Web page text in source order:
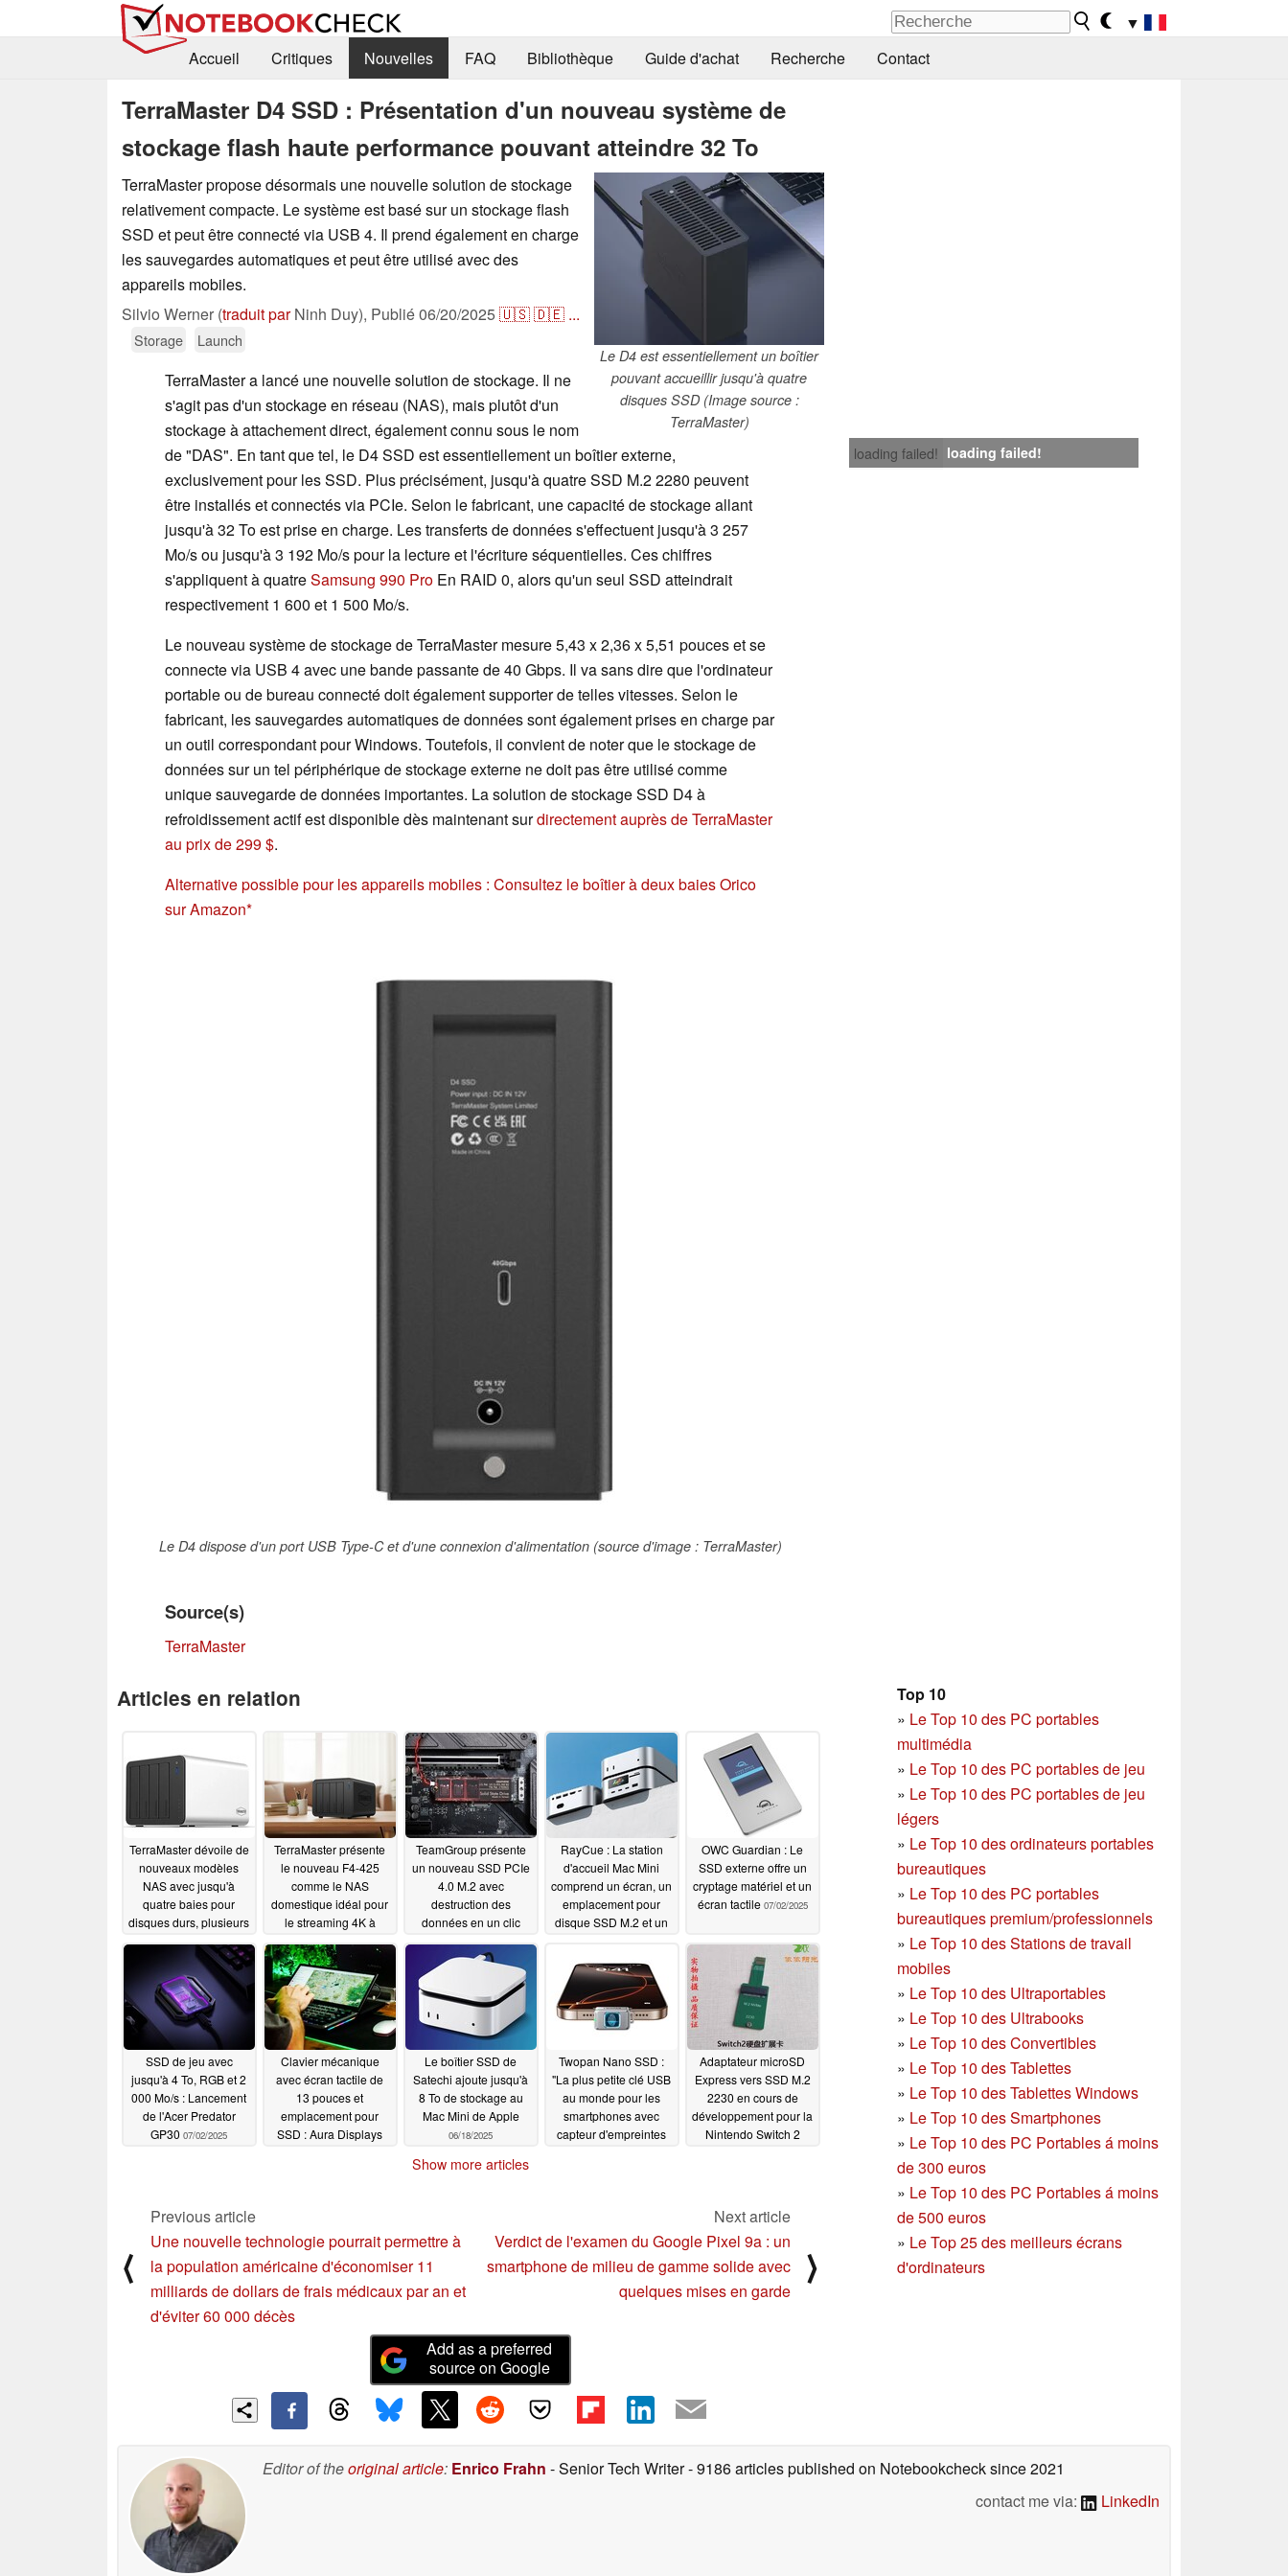
▼
Accueil
Critiques Nouvelles FAQ Bibliothèque Guide d'achat Recherche Contact
TerraMaster D4 SSD : Présentation d'un nouveau système de
stockage flash haute performance pouvant atteindre 32 To
Le D4 est essentiellement un boîtier
pouvant accueillir jusqu'à quatre
disques SSD (Image source :
TerraMaster)
TerraMaster propose désormais une nouvelle solution de stockage
relativement compacte. Le système est basé sur un stockage flash
SSD et peut être connecté via USB 4. Il prend également en charge
les sauvegardes automatiques et peut être utilisé avec des
appareils mobiles.
Silvio Werner (traduit parNinh Duy), Publié06/20/2025🇺🇸🇩🇪 ...
Storage Launch
loading failed! loading failed!
TerraMaster a lancé une nouvelle solution de stockage. Il ne
s'agit pas d'un stockage en réseau (NAS), mais plutôt d'un
stockage à attachement direct, également connu sous le nom
de "DAS". En tant que tel, le D4 SSD est essentiellement un boîtier externe,
exclusivement pour les SSD. Plus précisément, jusqu'à quatre SSD M.2 2280 peuvent
être installés et connectés via PCIe. Selon le fabricant, une capacité de stockage allant
jusqu'à 32 To est prise en charge. Les transferts de données s'effectuent jusqu'à 3 257
Mo/s ou jusqu'à 3 192 Mo/s pour la lecture et l'écriture séquentielles. Ces chiffres
s'appliquent à quatreSamsung 990 Pro En RAID 0, alors qu'un seul SSD atteindrait
respectivement 1 600 et 1 500 Mo/s.
Le nouveau système de stockage de TerraMaster mesure 5,43 x 2,36 x 5,51 pouces et se
connecte via USB 4 avec une bande passante de 40 Gbps. Il va sans dire que l'ordinateur
portable ou de bureau connecté doit également supporter de telles vitesses. Selon le
fabricant, les sauvegardes automatiques de données sont également prises en charge par
un outil correspondant pour Windows. Toutefois, il convient de noter que le stockage de
données sur un tel périphérique de stockage externe ne doit pas être utilisé comme
unique sauvegarde de données importantes. La solution de stockage SSD D4 à
refroidissement actif est disponible dès maintenant surdirectement auprès de TerraMaster
au prix de 299 $.
Alternative possible pour les appareils mobiles : Consultez le boîtier à deux baies Orico
sur Amazon
Le D4 dispose d'un port USB Type-C et d'une connexion d'alimentation (source d'image : TerraMaster)
Source(s)
TerraMaster
Top 10
» Le Top 10 des PC portables
multimédia
» Le Top 10 des PC portables de jeu
» Le Top 10 des PC portables de jeu
légers
» Le Top 10 des ordinateurs portables
bureautiques
» Le Top 10 des PC portables
bureautiques premium/professionnels
» Le Top 10 des Stations de travail
mobiles
» Le Top 10 des Ultraportables
» Le Top 10 des Ultrabooks
» Le Top 10 des Convertibles
» Le Top 10 des Tablettes
» Le Top 10 des Tablettes Windows
» Le Top 10 des Smartphones
» Le Top 10 des PC Portables á moins
de 300 euros
» Le Top 10 des PC Portables á moins
de 500 euros
» Le Top 25 des meilleurs écrans
d'ordinateurs
Articles en relation
TerraMaster dévoile de
nouveaux modèles
NAS avec jusqu'à
quatre baies pour
disques durs, plusieurs
une mise en réseau
rapide10/22/2025
TerraMaster présente
le nouveau F4-425
comme le NAS
domestique idéal pour
le streaming 4K à
09/19/2025
TeamGroup présente
un nouveau SSD PCIe
4.0 M.2 avec
destruction des
données en un clic
07/12/2025
RayCue : La station
d'accueil Mac Mini
comprend un écran, un
emplacement pour
disque SSD M.2 et un
OWC Guardian : Le
SSD externe offre un
cryptage matériel et un
écran tactile 07/02/2025
SSD de jeu avec
jusqu'à 4 To, RGB et 2
000 Mo/s : Lancement
de l'Acer Predator
GP30 07/02/2025
Clavier mécanique
avec écran tactile de
13 pouces et
emplacement pour
SSD : Aura Displays
Le boîtier SSD de
Satechi ajoute jusqu'à
8 To de stockage au
Mac Mini de Apple
06/18/2025
Twopan Nano SSD :
"La plus petite clé USB
au monde pour les
smartphones avec
capteur d'empreintes
Adaptateur microSD
Express vers SSD M.2
2230 en cours de
développement pour la
Nintendo Switch 2
Show more articles
⟨
Previous article
Une nouvelle technologie pourrait permettre à
la population américaine d'économiser 11
milliards de dollars de frais médicaux par an et
d'éviter 60 000 décès
Next article
Verdict de l'examen du Google Pixel 9a : un
smartphone de milieu de gamme solide avec
quelques mises en garde
⟩
Add as a preferred
source on Google
Editor of theoriginal article: Enrico Frahn - Senior Tech Writer- 9186 articles published on Notebookchecksince 2021
contact me via:
LinkedIn